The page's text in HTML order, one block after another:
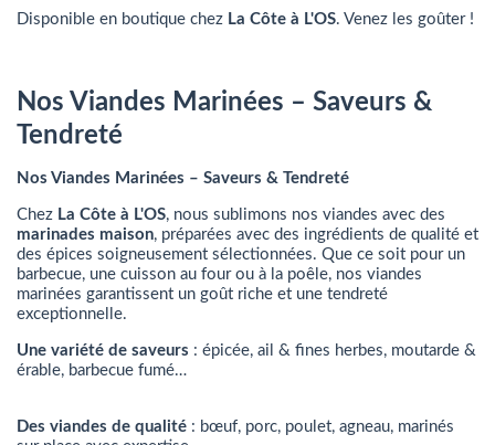
Disponible en boutique chez La Côte à L'OS. Venez les goûter !
Nos Viandes Marinées – Saveurs &
Tendreté
Nos Viandes Marinées – Saveurs & Tendreté
Chez La Côte à L'OS, nous sublimons nos viandes avec des
marinades maison, préparées avec des ingrédients de qualité et
des épices soigneusement sélectionnées. Que ce soit pour un
barbecue, une cuisson au four ou à la poêle, nos viandes
marinées garantissent un goût riche et une tendreté
exceptionnelle.
Une variété de saveurs : épicée, ail & fines herbes, moutarde &
érable, barbecue fumé…
Des viandes de qualité : bœuf, porc, poulet, agneau, marinés